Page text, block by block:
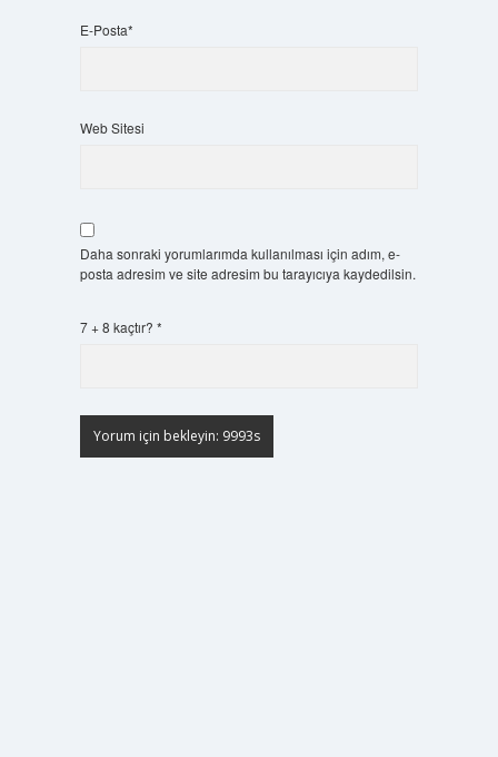
E-Posta*
Web Sitesi
Daha sonraki yorumlarımda kullanılması için adım, e-
posta adresim ve site adresim bu tarayıcıya kaydedilsin.
7 + 8 kaçtır? *